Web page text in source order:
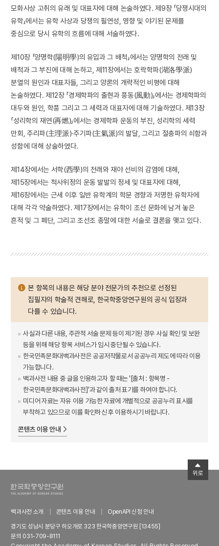
모화사상 고취의 유래 및 대표자에 대해 논술하였다. 제9장 「당쟁시대의
유학」에서는 유학 사상과 당쟁의 필연성, 영향 및 야기된 문제를
중심으로 당시 유학의 흐름에 대해 서술하였다.
제10장 「양명학(陽明學)의 유입과 그 배척」에서는 양명학의 전래 및
배척과 그 부진에 대해 논하고, 제11장에서는 호락학파(湖洛學派)
분열의 원인과 대표자들, 그리고 양론의 개략적인 비평에 대해
논술하였다. 제12장 「경제학파의 출현과 풍동(風動)」에서는 경제학파의
대두와 원인, 학풍 그리고 그 세력과 대표자에 대해 기술하였다. 제13장
「성리학의 재연(再燃)」에서는 경제학파 운동의 부진, 성리학의 세력
만회, 주리파(主理派)·주기파(主氣派)의 발달, 그리고 절충파의 쇠함과
성함에 대해 상술하였다.
제14장에서는 서학(西學)의 전래와 재야 선비의 감염에 대해,
제15장에서는 척사위정의 운동 발발의 정세 및 대표자에 대해,
제16장에서는 근세 이후 일반 유학계의 학문 경향과 저명한 유학자에
대해 각각 약술하였다. 제17장에서는 유학이 조선 문화에 남겨 놓은
흔적 및 그 폐단, 그리고 조선조 종말에 대한 서술로 결론을 맺고 있다.
본 항목의 내용은 해당 분야 전문가의 추천으로 선정된
집필자의 학술적 견해로, 한국학중앙연구원의 공식 입장과
다를 수 있습니다.
사실과 다른 내용, 주관적 서술 문제 등이 제기된 경우 사실 확인 및 보완
등을 위해 해당 항목 서비스가 임시 중단될 수 있습니다.
한국민족문화대백과사전은 공공저작물로서 공공누리 제도에 따라 이용
가능합니다.
백과사전 내용 중 글을 인용하고자 할 때는 '[출처 : 항목명 -
한국민족문화대백과사전]'과 같이 출처 표기를 하여야 합니다.
미디어 자료는 자유 이용 가능한 자료에 개별적으로 공공누리 표시를
부착하고 있으므로 이를 확인하신 후 이용하시기 바랍니다.
콘텐츠 이용 안내
백과사전 소개 콘텐츠 이용 안내
OpenAPI 신청 안내
경기도 성남시 분당구 하오개로 323 한국학중앙연구원 [13455]
문의 031-709-8111
위로